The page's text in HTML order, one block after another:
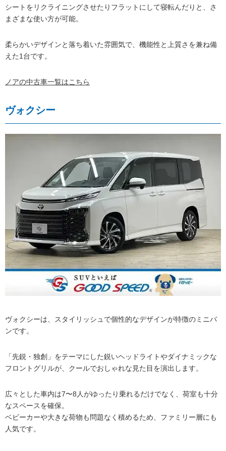
シートをリクライニングさせたりフラットにして寝転んだりと、さ
まざまな使い方が可能。
柔らかいデザインと落ち着いた雰囲気で、機能性と上質さを兼ね備
えた1台です。
ノアの中古車一覧はこちら
ヴォクシー
ヴォクシーは、スタイリッシュで個性的なデザインが特徴のミニバ
ンです。
「先鋭・独創」をテーマにした鋭いヘッドライトやダイナミックな
フロントグリルが、クールでおしゃれな見た目を演出します。
広々とした車内は7〜8人がゆったり乗れるだけでなく、荷室も十分
なスペースを確保。
ベビーカーや大きな荷物も問題なく積めるため、ファミリー層にも
人気です。